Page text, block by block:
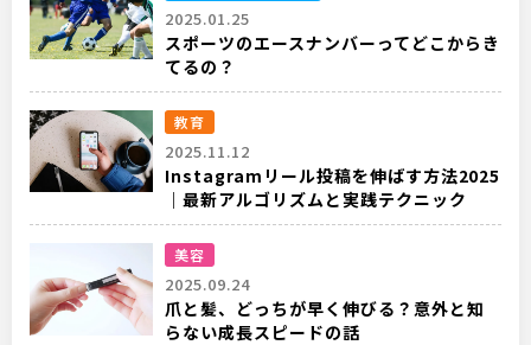
2025.01.25
スポーツのエースナンバーってどこからき
てるの？
教育
2025.11.12
Instagramリール投稿を伸ばす方法2025
｜最新アルゴリズムと実践テクニック
美容
2025.09.24
爪と髪、どっちが早く伸びる？意外と知
らない成長スピードの話